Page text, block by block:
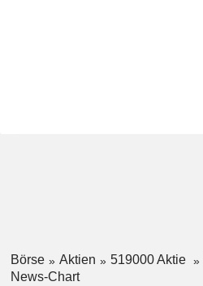
Börse Aktien 519000 Aktie
News-Chart